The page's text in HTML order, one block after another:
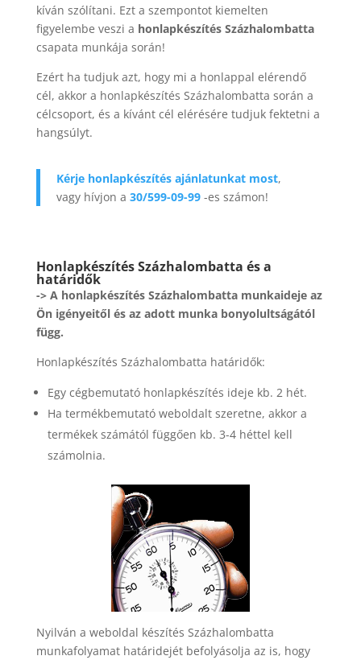
kíván szólítani. Ezt a szempontot kiemelten
figyelembe veszi a honlapkészítés Százhalombatta
csapata munkája során!
Ezért ha tudjuk azt, hogy mi a honlappal elérendő
cél, akkor a honlapkészítés Százhalombatta során a
célcsoport, és a kívánt cél elérésére tudjuk fektetni a
hangsúlyt.
Kérje honlapkészítés ajánlatunkat most,
vagy hívjon a 30/599-09-99-es számon!
Honlapkészítés Százhalombatta és a
határidők
-> A honlapkészítés Százhalombatta munkaideje az
Ön igényeitől és az adott munka bonyolultságától
függ.
Honlapkészítés Százhalombatta határidők:
Egy cégbemutató honlapkészítés ideje kb. 2 hét.
Ha termékbemutató weboldalt szeretne, akkor a
termékek számától függően kb. 3-4 héttel kell
számolnia.
Nyilván a weboldal készítés Százhalombatta
munkafolyamat határidejét befolyásolja az is, hogy